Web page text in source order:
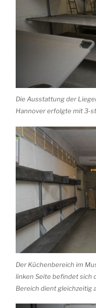
Die Ausstattung der
Hannover erfolgte mit 3-
Der Küchenbereich im
linken Seite befindet sich
Bereich dient gleichzeitig